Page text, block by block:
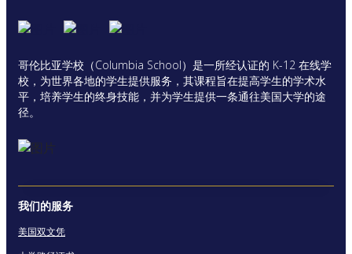
哥伦比亚学校（Columbia School）是一所经认证的 K-12 在线学
校，为世界各地的学生提供服务，其课程旨在提高学生的学术水
平，培养学生的终身技能，并为学生提供一条通往美国大学的途
径。
我们的服务
美国双文凭